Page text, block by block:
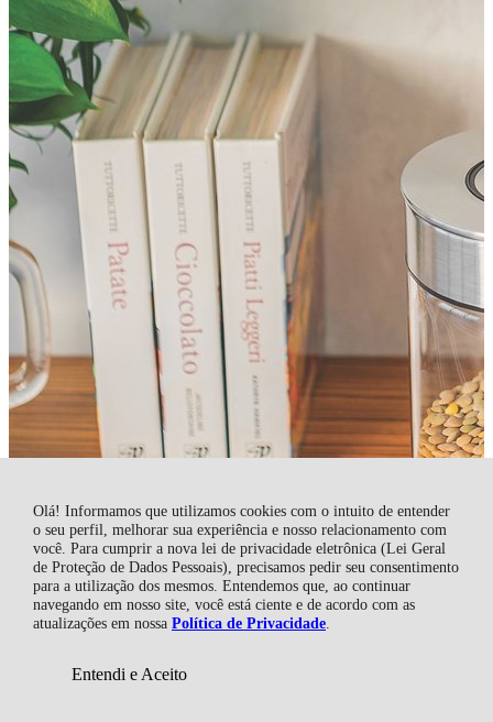
Olá! Informamos que utilizamos cookies com o intuito de entender
o seu perfil, melhorar sua experiência e nosso relacionamento com
você. Para cumprir a nova lei de privacidade eletrônica (Lei Geral
de Proteção de Dados Pessoais), precisamos pedir seu consentimento
para a utilização dos mesmos. Entendemos que, ao continuar
navegando em nosso site, você está ciente e de acordo com as
atualizações em nossa Política de Privacidade
Entendi e Aceito